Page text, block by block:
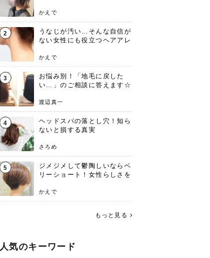
かえで
2
うなじが汚い…そんな自信が
ない女性にも役立つヘアアレ
かえで
3
お悩み別！「地毛に戻した
い…」のご相談に答えます☆
渡辺真一
4
ヘッドスパの落とし穴！知ら
ないと損する真実
さろめ
5
ジメジメして鬱陶しいならベ
リーショート！女性らしさを
かえで
もっと見る
人気のキーワード